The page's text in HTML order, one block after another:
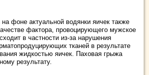
фоне актуальной водянки яичек также
фактора, провоцирующего мужское
в частности из-за нарушения
тканей в результате
жидкостью яичек. Паховая грыжа
результату.